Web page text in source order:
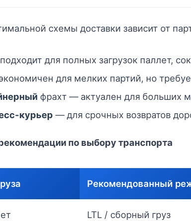
схемы доставки зависит от
для полных загрузок паллет,
для мелких партий, но
фрахт — актуален для больших
— для срочных возвратов
по выбору транспорта
Рекомендованный
LTL / сборный груз